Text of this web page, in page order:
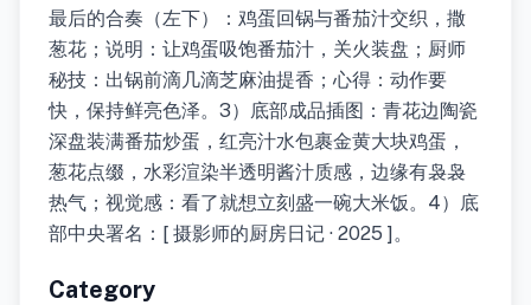
最后的合奏（左下）：鸡蛋回锅与番茄汁交织，撒
葱花；说明：让鸡蛋吸饱番茄汁，关火装盘；厨师
秘技：出锅前滴几滴芝麻油提香；心得：动作要
快，保持鲜亮色泽。3）底部成品插图：青花边陶瓷
深盘装满番茄炒蛋，红亮汁水包裹金黄大块鸡蛋，
葱花点缀，水彩渲染半透明酱汁质感，边缘有袅袅
热气；视觉感：看了就想立刻盛一碗大米饭。4）底
部中央署名：[ 摄影师的厨房日记 · 2025 ]。
Category